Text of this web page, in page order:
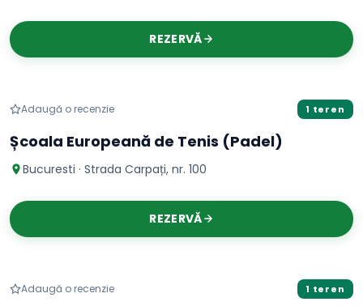
REZERVĂ
Adaugă o recenzie 1 teren
Școala Europeană de Tenis (Padel)
Bucuresti · Strada Carpați, nr. 100
REZERVĂ
Adaugă o recenzie 1 teren